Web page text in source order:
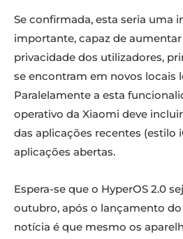
Se confirmada, esta seria uma
importante, capaz de
privacidade dos utilizadores,
se encontram em novos locais
Paralelamente a esta
operativo da Xiaomi deve
das aplicações recentes (estilo
aplicações abertas.
Espera-se que o HyperOS 2.0
outubro, após o lançamento do
notícia é que mesmo os